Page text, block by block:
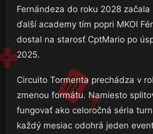
Fernándeza do roku 2028 začala
ďalší academy tím popri MKOI
dostal na starosť CptMario po
2025.
Circuito Tormenta prechádza v
zmenou formátu. Namiesto
fungovať ako celoročná séria
každý mesiac odohrá jeden